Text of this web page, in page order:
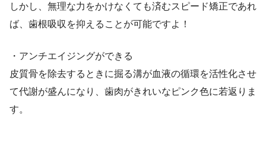
しかし、無理な力をかけなくても済むスピード矯正であれ
ば、歯根吸収を抑えることが可能ですよ！
・アンチエイジングができる
皮質骨を除去するときに掘る溝が血液の循環を活性化させ
て代謝が盛んになり、歯肉がきれいなピンク色に若返りま
す。